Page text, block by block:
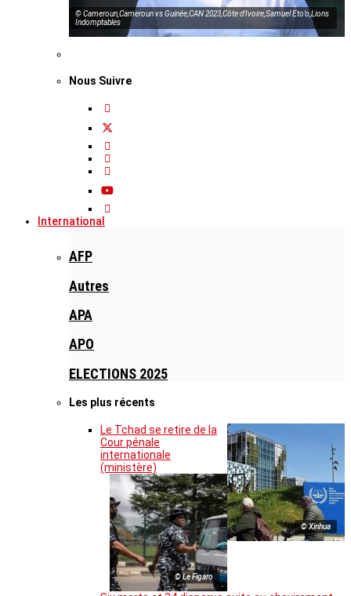
© Cameroun,Cameroun vs Guinée,CAN 2023,Côte d’Ivoire,Samuel Eto’o,Lions
Indomptables
Nous Suivre
International
AFP
Autres
APA
APO
ELECTIONS 2025
Les plus récents
© Xinhua
Le Tchad se retire de la
Cour pénale
internationale
(ministère)
© Le Figaro